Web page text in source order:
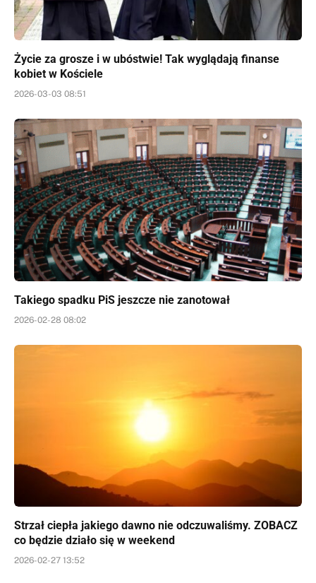
Życie za grosze i w ubóstwie! Tak wyglądają finanse
kobiet w Kościele
2026-03-03 08:51
Takiego spadku PiS jeszcze nie zanotował
2026-02-28 08:02
Strzał ciepła jakiego dawno nie odczuwaliśmy. ZOBACZ
co będzie działo się w weekend
2026-02-27 13:52